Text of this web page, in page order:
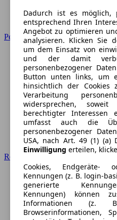
Peugeot
Renault
Dadurch ist es möglich,
entsprechend Ihren
Angebot zu optimieren
analysieren. Klicken Sie
um dem Einsatz von
und der damit
personenbezogener
Button unten links, um
hinsichtlich der
Verarbeitung
widersprechen,
berechtigter Interessen
umfasst auch die
personenbezogener
USA, nach Art. 49 (1) (a)
Einwilligung erteilen,
Cookies, Endgeräte-
Kennungen (z. B. login-
generierte
Kennungen) können
Informationen (z.
Browserinformationen,